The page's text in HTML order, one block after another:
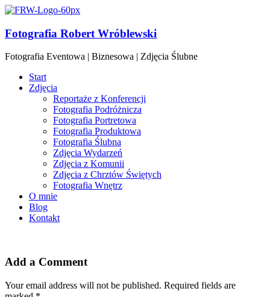
Fotografia Robert Wróblewski
Fotografia Eventowa | Biznesowa | Zdjęcia Ślubne
Start
Zdjęcia
Reportaże z Konferencji
Fotografia Podróżnicza
Fotografia Portretowa
Fotografia Produktowa
Fotografia Ślubna
Zdjęcia Wydarzeń
Zdjęcia z Komunii
Zdjęcia z Chrztów Świętych
Fotografia Wnętrz
O mnie
Blog
Kontakt
Add a Comment
Your email address will not be published. Required fields are